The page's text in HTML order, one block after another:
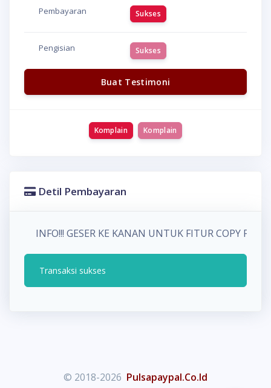
Pembayaran Sukses
Pengisian Sukses
Buat Testimoni
Komplain Komplain
Detil Pembayaran
INFO!!! GESER KE KANAN UNTUK FITUR COPY
Transaksi sukses
© 2018-2026 Pulsapaypal.Co.Id